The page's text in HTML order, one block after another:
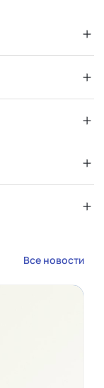
Все новости